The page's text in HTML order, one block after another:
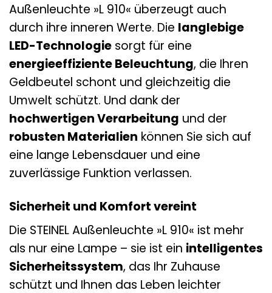
Außenleuchte »L 910« überzeugt auch
durch ihre inneren Werte. Die langlebige
LED-Technologie sorgt für eine
energieeffiziente Beleuchtung, die Ihren
Geldbeutel schont und gleichzeitig die
Umwelt schützt. Und dank der
hochwertigen Verarbeitung und der
robusten Materialien können Sie sich auf
eine lange Lebensdauer und eine
zuverlässige Funktion verlassen.
Sicherheit und Komfort vereint
Die STEINEL Außenleuchte »L 910« ist mehr
als nur eine Lampe – sie ist ein intelligentes
Sicherheitssystem, das Ihr Zuhause
schützt und Ihnen das Leben leichter